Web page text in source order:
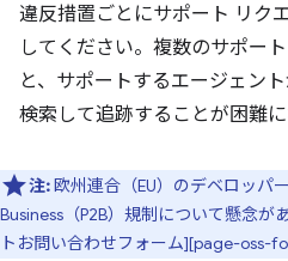
違反措置ごとにサポート リク
してください。複数のサポー
と、サポートするエージェン
検索して追跡することが困難に
注:欧州連合（EU）のデベロッパ
Business（P2B）規制について懸念が
トお問い合わせフォーム][page-oss-